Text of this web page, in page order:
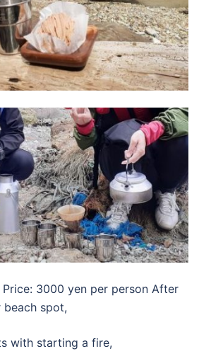
3000 yen per person After
beach spot,
with starting a fire,